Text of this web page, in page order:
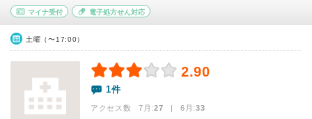
マイナ受付 電子処方せん対応
土曜（〜17:00）
2.90
1件
アクセス数 7月:27 | 6月:33